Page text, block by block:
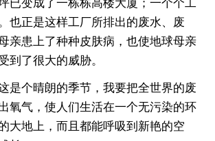
已变成了一栋栋高楼大厦；一个个工
也正是这样工厂所排出的废水、废
亲患上了种种皮肤病，也使地球母亲
到了很大的威胁。
是个晴朗的季节，我要把全世界的废
氧气，使人们生活在一个无污染的环
大地上，而且都能呼吸到新艳的空